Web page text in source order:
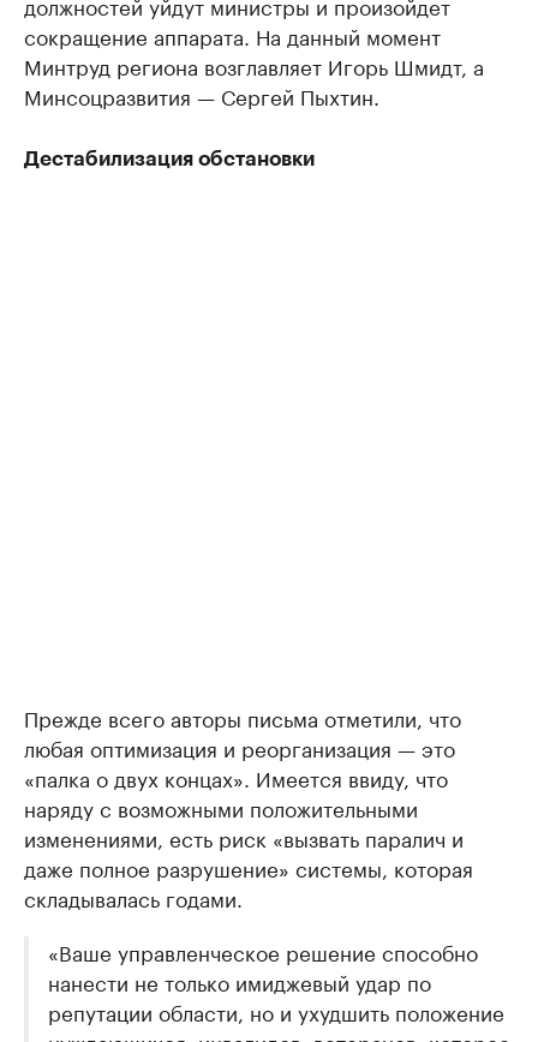
сокращение аппарата. На данный момент
Минтруд региона возглавляет Игорь Шмидт, а
Минсоцразвития — Сергей Пыхтин.
Дестабилизация обстановки
Прежде всего авторы письма отметили, что
любая оптимизация и реорганизация — это
«палка о двух концах». Имеется ввиду, что
наряду с возможными положительными
изменениями, есть риск «вызвать паралич и
даже полное разрушение» системы, которая
складывалась годами.
«Ваше управленческое решение способно
нанести не только имиджевый удар по
репутации области, но и ухудшить положение